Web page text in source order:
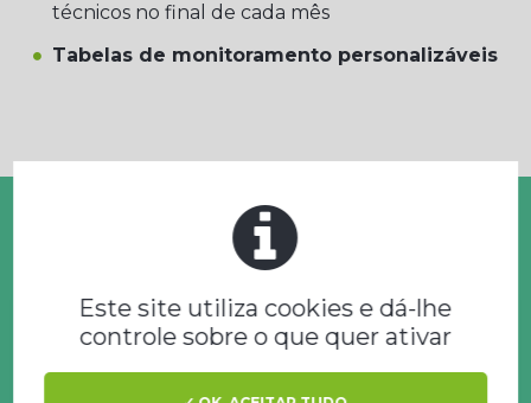
técnicos no final de cada mês
Tabelas de monitoramento personalizáveis
Este site utiliza cookies e dá-lhe
controle sobre o que quer ativar